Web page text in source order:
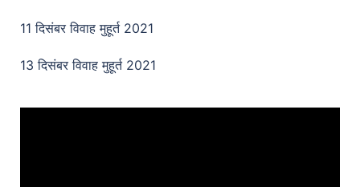
11 दिसंबर विवाह मुहूर्त 2021
13 दिसंबर विवाह मुहूर्त 2021